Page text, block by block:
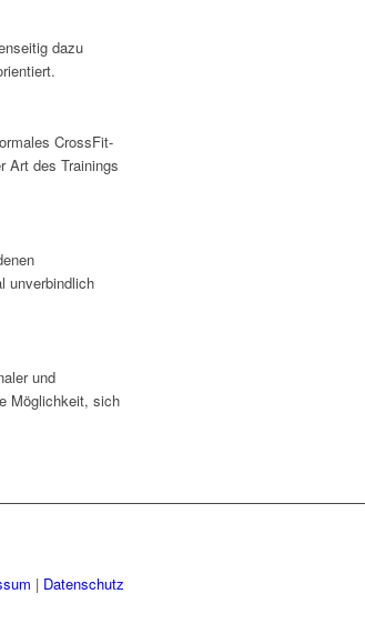
dazu
CrossFit-
Art des Trainings
unverbindlich
und
Möglichkeit, sich
| Datenschutz